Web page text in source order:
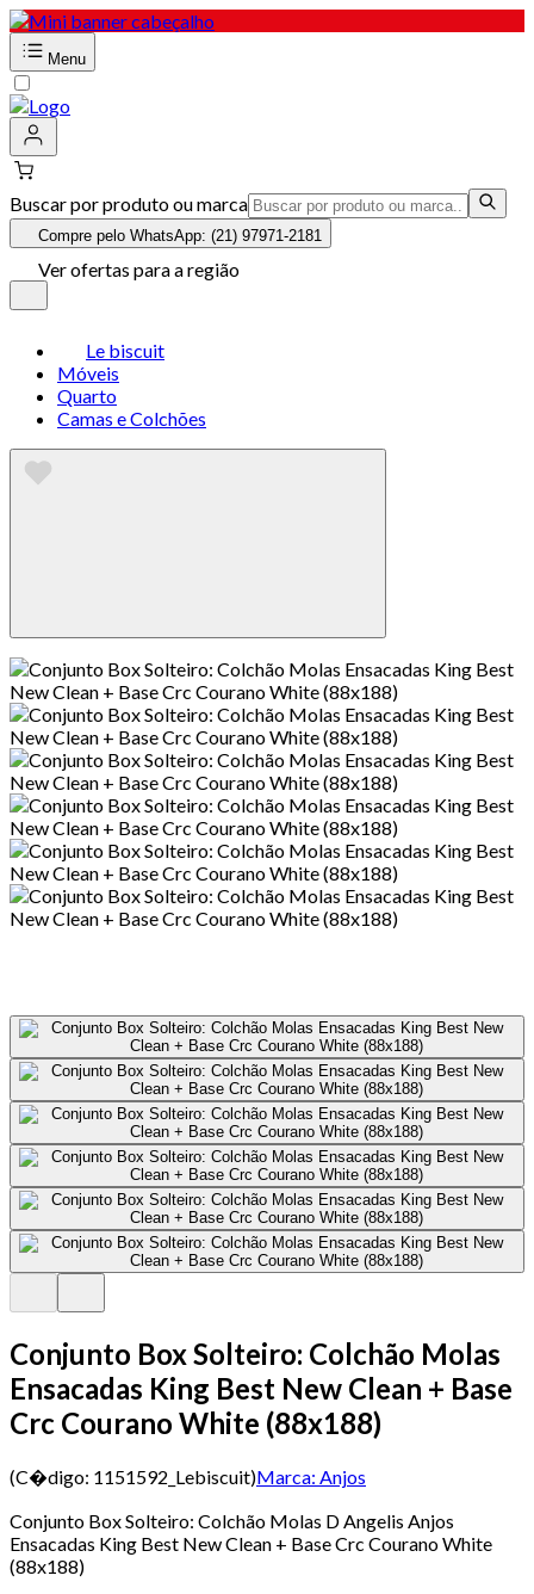
Menu
Buscar por produto ou marca
Compre pelo WhatsApp: (21) 97971-2181
Ver ofertas para a região
Le biscuit
Móveis
Quarto
Camas e Colchões
Conjunto Box Solteiro: Colchão Molas
Ensacadas King Best New Clean + Base
Crc Courano White (88x188)
(C�digo: 1151592_Lebiscuit)Marca: Anjos
Conjunto Box Solteiro: Colchão Molas D Angelis Anjos
Ensacadas King Best New Clean + Base Crc Courano White
(88x188)